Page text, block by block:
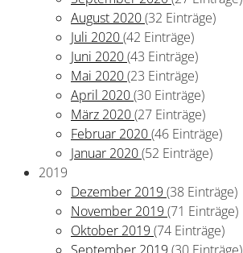
August 2020(32 Einträge)
Juli 2020(42 Einträge)
Juni 2020(43 Einträge)
Mai 2020(23 Einträge)
April 2020(30 Einträge)
März 2020(27 Einträge)
Februar 2020(46 Einträge)
Januar 2020(52 Einträge)
2019
Dezember 2019 (38 Einträge)
November 2019 (71 Einträge)
Oktober 2019 (74 Einträge)